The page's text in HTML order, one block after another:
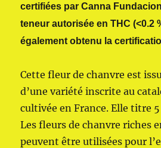
certifiées par Canna
teneur autorisée en THC (<0.2
également obtenu la
Cette fleur de chanvre est
d’une variété inscrite au
cultivée en France. Elle titre 5
Les fleurs de chanvre riches
peuvent être utilisées pour